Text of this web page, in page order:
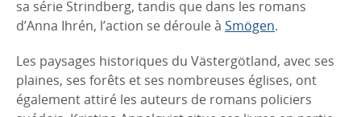
sa série Strindberg, tandis que dans les romans
d’Anna Ihrén, l’action se déroule à Smögen.
Les paysages historiques du Västergötland, avec ses
plaines, ses forêts et ses nombreuses églises, ont
également attiré les auteurs de romans policiers